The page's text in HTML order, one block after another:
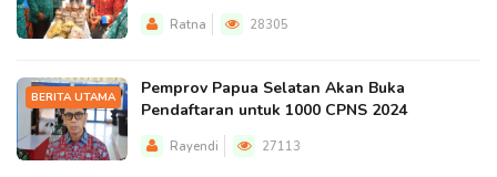
Ratna 28305
BERITA UTAMA
Pemprov Papua Selatan Akan Buka
Pendaftaran untuk 1000 CPNS 2024
Rayendi 27113